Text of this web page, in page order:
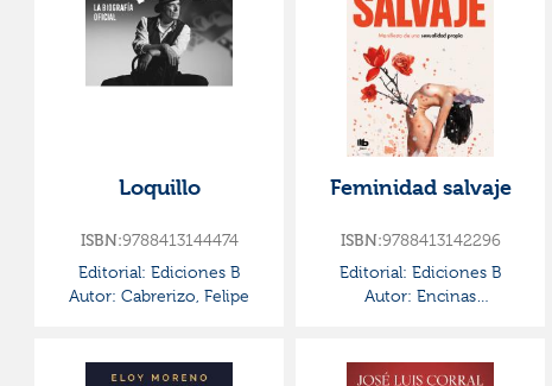
Loquillo
ISBN:9788413144474
Editorial: Ediciones B
Autor: Cabrerizo, Felipe
Feminidad salvaje
ISBN:9788413142296
Editorial: Ediciones B
Autor: Encinas